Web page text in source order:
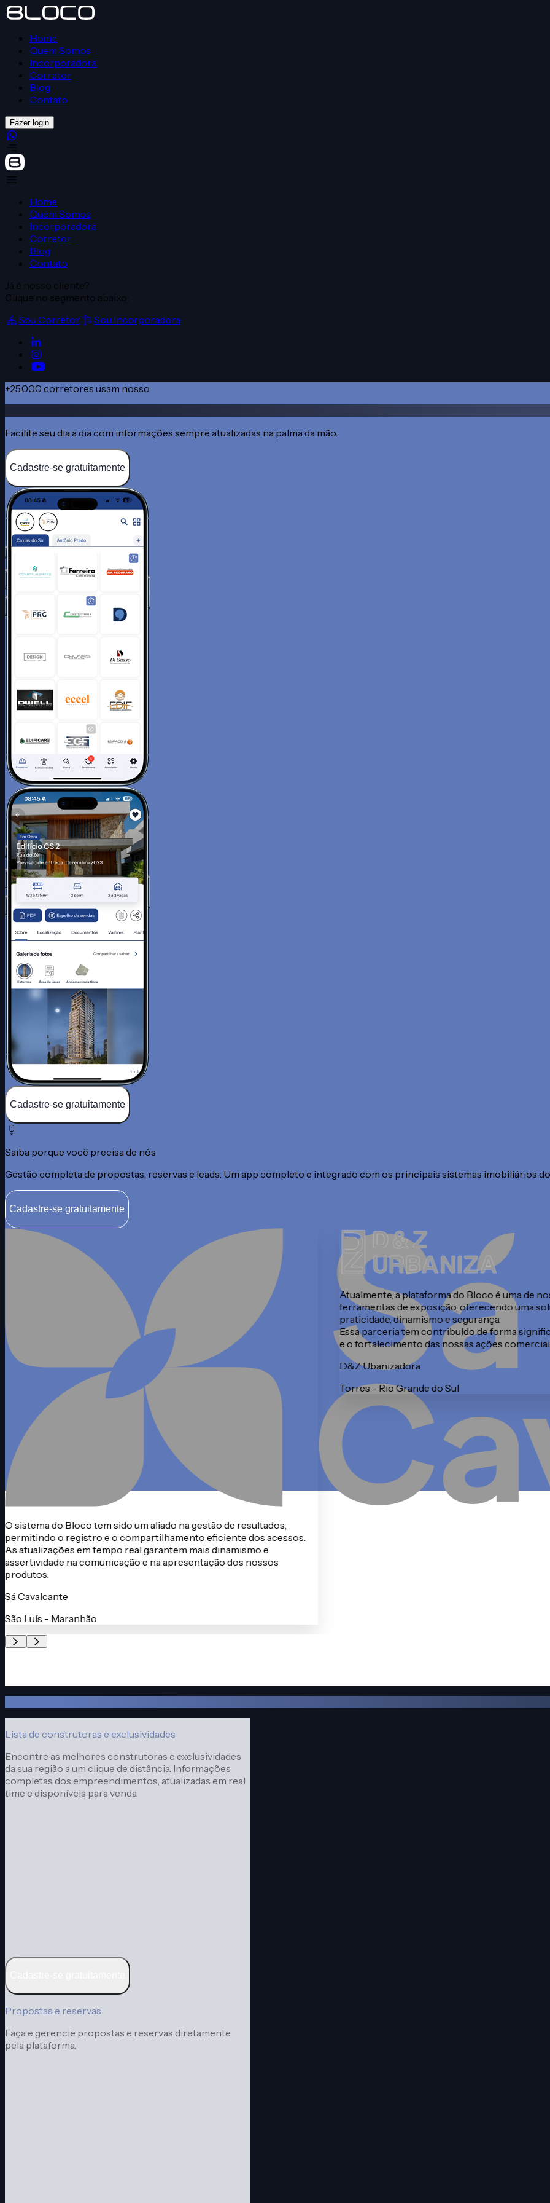
Home
Quem Somos
Incorporadora
Corretor
Blog
Contato
Fazer login
Home
Quem Somos
Incorporadora
Corretor
Blog
Contato
Já é nosso cliente?
Clique no segmento abaixo:
Sou Corretor
Sou Incorporadora
+25.000 corretores usam nosso
Facilite seu dia a dia com informações sempre atualizadas na palma da mão.
Cadastre-se gratuitamente
Cadastre-se gratuitamente
Saiba porque você precisa de nós
Gestão completa de propostas, reservas e leads. Um app completo e integrado com os principais sistemas imobiliários
Cadastre-se gratuitamente
Atualmente, a plataforma do Bloco é uma de nossas principais
ferramentas de exposição, oferecendo uma solução completa, que alia
praticidade, dinamismo e segurança.
Essa parceria tem contribuído de forma significativa para a eficiência
e o fortalecimento das nossas ações comerciais.
D&Z Ubanizadora
Torres - Rio Grande do Sul
O Bloco tem sido uma peça fundamental na
fornece diversos parâmetros, como o
dos corretores, e isso proporciona uma
desenvolvimento das vendas da incorporadora.
A plataforma do Bloco, consolida cada vez
bom resultado final.
Maxi Incorporadora
Uberlândia - Minas Gerais
Lista de construtoras e exclusividades
Encontre as melhores construtoras e exclusividades
da sua região a um clique de distância. Informações
completas dos empreendimentos, atualizadas em real
time e disponíveis para venda.
Propostas e reservas
Faça e gerencie propostas e reservas diretamente
pela plataforma.